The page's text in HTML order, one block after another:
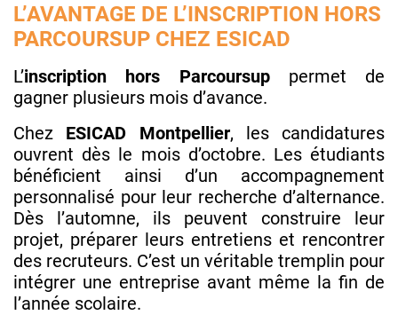
L’AVANTAGE DE L’INSCRIPTION HORS
PARCOURSUP CHEZ ESICAD
L’inscription hors Parcoursuppermet de
gagner plusieurs mois d’avance.
Chez ESICAD Montpellier, les candidatures
ouvrent dès le mois d’octobre. Les étudiants
bénéficient ainsi d’un accompagnement
personnalisé pour leur recherche d’alternance.
Dès l’automne, ils peuvent construire leur
projet, préparer leurs entretiens et rencontrer
des recruteurs. C’est un véritable tremplin pour
intégrer une entreprise avant même la fin de
l’année scolaire.